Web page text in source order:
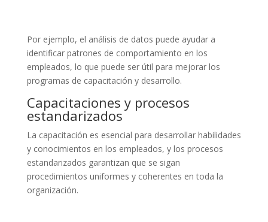
Por ejemplo, el análisis de datos puede ayudar a
identificar patrones de comportamiento en los
empleados, lo que puede ser útil para mejorar los
programas de capacitación y desarrollo.
Capacitaciones y procesos
estandarizados
La capacitación es esencial para desarrollar habilidades
y conocimientos en los empleados, y los procesos
estandarizados garantizan que se sigan
procedimientos uniformes y coherentes en toda la
organización.